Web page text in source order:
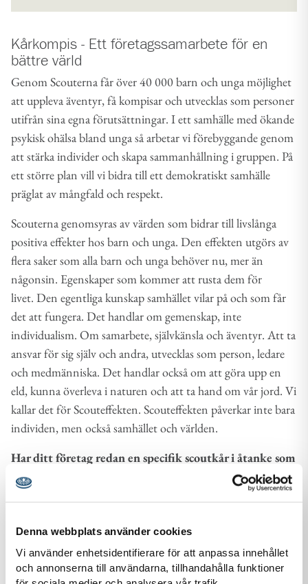
Denna webbplats använder cookies
Vi använder enhetsidentifierare för att anpassa innehållet
och annonserna till användarna, tillhandahålla funktioner
Kårkompis - Ett företagssamarbete för en
bättre värld
Genom Scouterna får över 40 000 barn och unga möjlighet
att uppleva äventyr, få kompisar och utvecklas som personer
utifrån sina egna förutsättningar. I ett samhälle med ökande
psykisk ohälsa bland unga så arbetar vi förebyggande genom
att stärka individer och skapa sammanhållning i gruppen. På
ett större plan vill vi bidra till ett demokratiskt samhälle
präglat av mångfald och respekt.
Scouterna genomsyras av värden som bidrar till livslånga
positiva effekter hos barn och unga. Den effekten utgörs av
flera saker som alla barn och unga behöver nu, mer än
någonsin. Egenskaper som kommer att rusta dem för
livet. Den egentliga kunskap samhället vilar på och som får
det att fungera. Det handlar om gemenskap, inte
individualism. Om samarbete, självkänsla och äventyr. Att ta
ansvar för sig själv och andra, utvecklas som person, ledare
och medmänniska. Det handlar också om att göra upp en
eld, kunna överleva i naturen och att ta hand om vår jord. Vi
kallar det för Scouteffekten. Scouteffekten påverkar inte bara
individen, men också samhället och världen.
Har ditt företag redan en specifik scoutkår i åtanke som
ni vill investera i?
Kontakta scoutkåren direkt och berätta
Om du inte har någon specifik scoutkår i åtanke kan du ändå
faktura längre ner på sidan.